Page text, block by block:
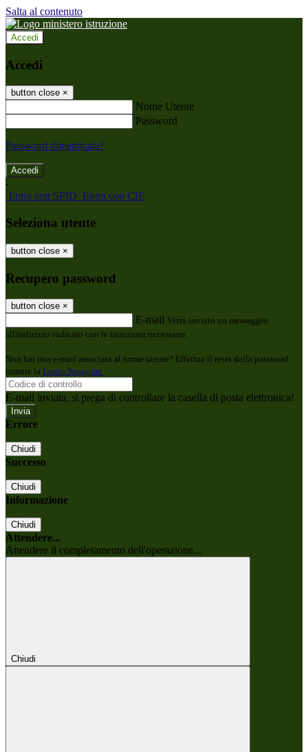
Salta al contenuto
Accedi
Accedi
button close ×
Nome Utente
Password
Password dimenticata?
-
Entra con SPID Entra con CIE
Seleziona utente
button close ×
Recupero password
button close ×
E-mail Verrà inviato un messaggio
all'indirizzo indicato con le istruzioni necessarie.
Non hai una e-mail associata al nome utente? Effettua il reset della password
tramite la Login Spaggiari
E-mail inviata, si prega di controllare la casella di posta elettronica!
Errore
Chiudi
Successo
Chiudi
Informazione
Chiudi
Attendere...
Attendere il completamento dell'operazione...
Chiudi